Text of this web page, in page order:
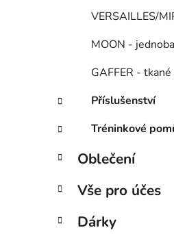
VERSAILLES/
MOON -
GAFFER -
Příslušenství
Tréninkové
Oblečení
Vše pro účes
Dárky